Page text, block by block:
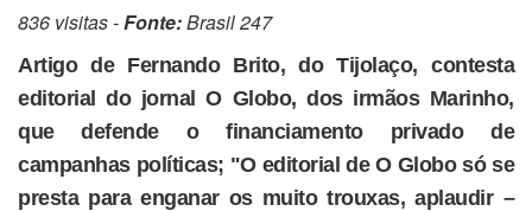
836 visitas -Fonte:Brasil 247
Artigo de Fernando Brito, do Tijolaço, contesta
editorial do jornal O Globo, dos irmãos Marinho,
que defende o financiamento privado de
campanhas políticas; "O editorial de O Globo só se
presta para enganar os muito trouxas, aplaudir –